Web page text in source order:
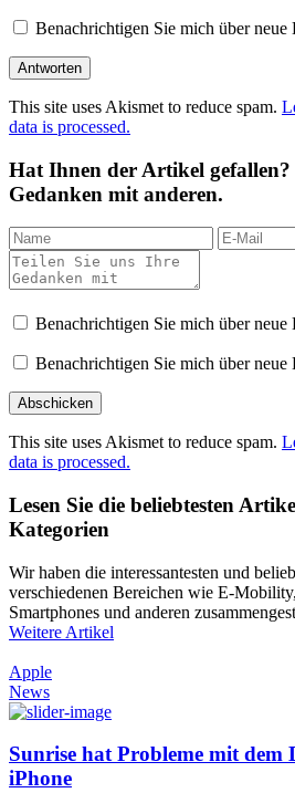
Benachrichtigen Sie mich über
This site uses Akismet to reduce spam.
data is processed.
Hat Ihnen der Artikel gefallen?
Gedanken mit anderen.
Benachrichtigen Sie mich über
Benachrichtigen Sie mich über
This site uses Akismet to reduce spam.
data is processed.
Lesen Sie die beliebtesten
Kategorien
Wir haben die interessantesten und
verschiedenen Bereichen wie E-
Smartphones und anderen
Weitere Artikel
Apple
News
Sunrise hat Probleme mit dem
iPhone